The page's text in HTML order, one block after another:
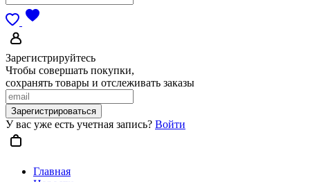
Зарегистрируйтесь
Чтобы совершать покупки,
сохранять товары и отслеживать заказы
Зарегистрироваться
У вас уже есть учетная запись? Войти
Главная